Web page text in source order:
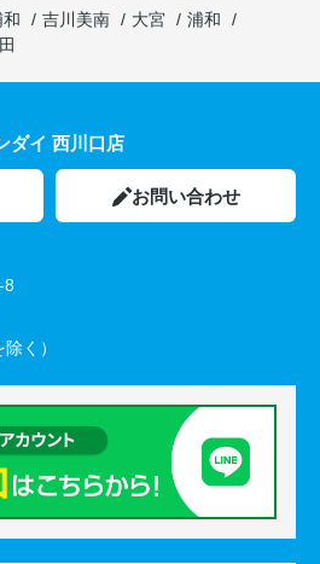
吉川美南 大宮
浦和
ダイ 西川口店
お問い合わせ
8
く）